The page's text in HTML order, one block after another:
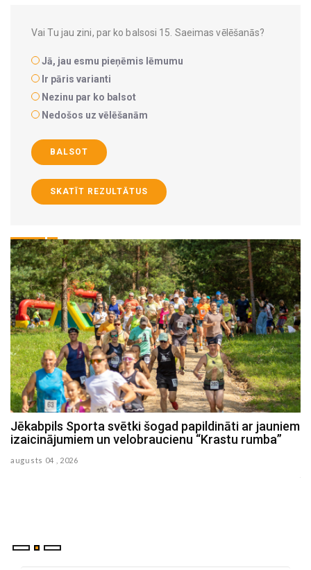
Vai Tu jau zini, par ko balsosi 15. Saeimas vēlēšanās?
Jā, jau esmu pieņēmis lēmumu
Ir pāris varianti
Nezinu par ko balsot
Nedošos uz vēlēšanām
BALSOT
SKATĪT REZULTĀTUS
Sestdien Viesītes ezerā norisināsies Jēkabpils
novada Spiningošanas čempionāta no laivām 2.